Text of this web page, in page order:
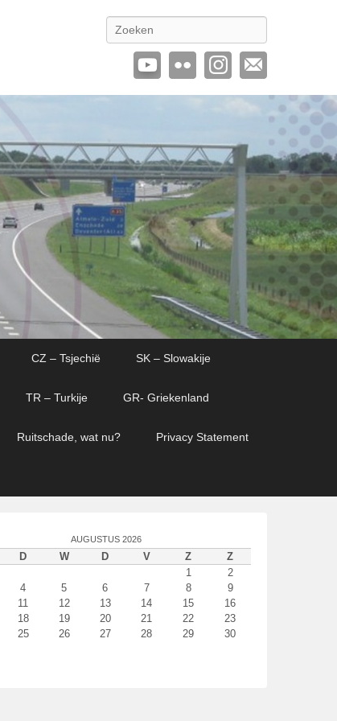
Zoeken
CZ – Tsjechië SK – Slowakije
TR – Turkije GR- Griekenland
Ruitschade, wat nu? Privacy Statement
AUGUSTUS 2026
D W D V Z
Z
1
2
4 5 6 7 8
9
11 12 13 14 15
16
18 19 20 21 22
23
25 26 27 28 29
30